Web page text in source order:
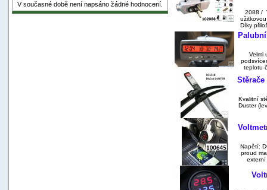
V současné době není napsáno žádné hodnocení.
2088 /
Díky
Velmi
teplotu
Kvalitní
Duster
Napětí:
proud
externí